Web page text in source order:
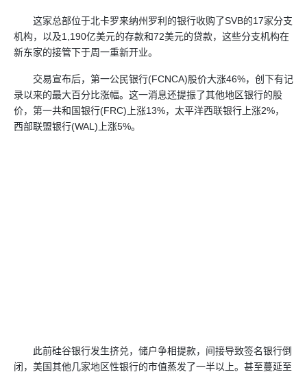
这家总部位于北卡罗来纳州罗利的银行收购了SVB的17家分支
机构，以及1,190亿美元的存款和72美元的贷款，这些分支机构在
新东家的接管下于周一重新开业。
交易宣布后，第一公民银行(FCNCA)股价大涨46%，创下有记
录以来的最大百分比涨幅。这一消息还提振了其他地区银行的股
价，第一共和国银行(FRC)上涨13%，太平洋西联银行上涨2%，
西部联盟银行(WAL)上涨5%。
此前硅谷银行发生挤兑，储户争相提款，间接导致签名银行倒
闭，美国其他几家地区性银行的市值蒸发了一半以上。甚至蔓延至